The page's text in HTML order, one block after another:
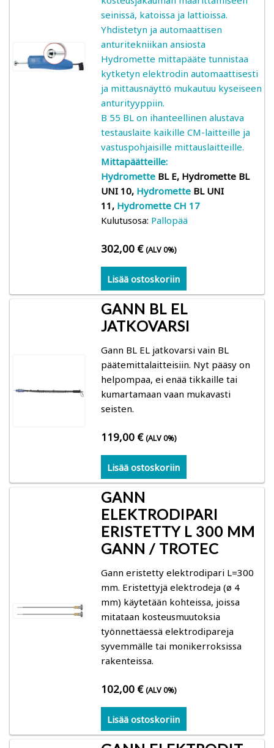
seinissä, katoissa ja lattioissa.
Yhdistetyn ja automaattisen
anturitekniikan ansiosta
Hydromette mittapääte tunnistaa
kytketyn elektrodin automaattisesti
ja mittausnäyttö mukautuu kyseiseen
anturityyppiin.
B 55 BL on ihanteellinen alustava
testauslaite kaikille CM-laitteille ja
vastuspohjaisille mittauslaitteille.
Mittapäätteille:
HydrometteBL E, HydrometteBL
UNI 10, HydrometteBL UNI
11, HydrometteCH 17
Kulutusosa: Pallopää
302,00 € (ALV 0%)
Lisää ostoskoriin
GANN BL EL
JATKOVARSI
Gann BL EL jatkovarsi vain BL
päätemittalaitteisiin. Nyt pääsy on
helpompaa, ei enää tikkaille tai
kumartamaan vaan mukavasti
seisten.
119,00 € (ALV 0%)
Lisää ostoskoriin
GANN
ELEKTRODIPARI
ERISTETTY L 300 MM
GANN / TROTEC
Gann eristetty elektrodipari L=300
mm. Eristettyjä elektrodeja (ø 4
mm) käytetään kohteissa, joissa
mitataan kosteusmuutoksia
työnnettäessä elektrodipareja
syvemmälle tai monikerroksissa
rakenteissa.
102,00 € (ALV 0%)
Lisää ostoskoriin